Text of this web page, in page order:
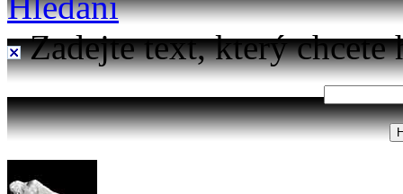
Zadejte text, který chcete